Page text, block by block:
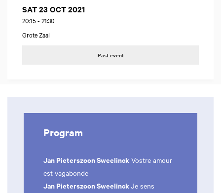
SAT 23 OCT 2021
20:15 - 21:30
Grote Zaal
Past event
Program
Jan Pieterszoon Sweelinck Vostre amour
est vagabonde
Jan Pieterszoon SweelinckJe sens